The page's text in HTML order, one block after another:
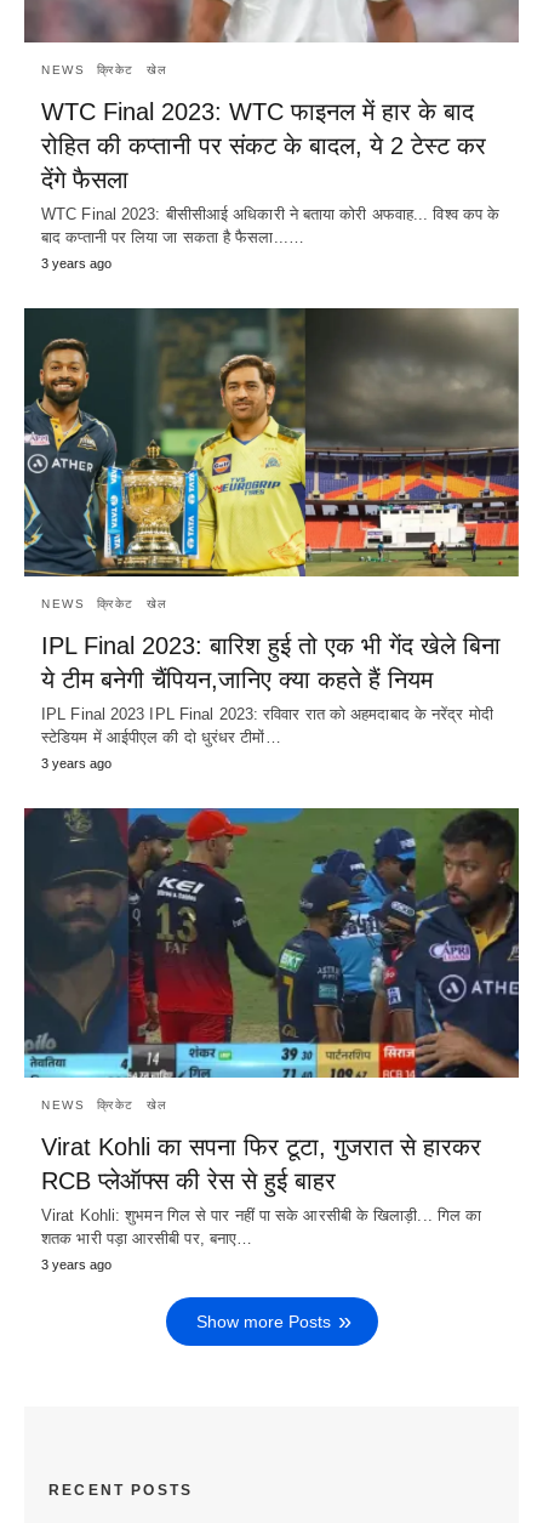
NEWS क्रिकेट खेल
WTC Final 2023: WTC फाइनल में हार के बाद
रोहित की कप्तानी पर संकट के बादल, ये 2 टेस्ट कर
देंगे फैसला
WTC Final 2023: बीसीसीआई अधिकारी ने बताया कोरी अफवाह... विश्व कप के
बाद कप्तानी पर लिया जा सकता है फैसला...…
3 years ago
NEWS क्रिकेट खेल
IPL Final 2023: बारिश हुई तो एक भी गेंद खेले बिना
ये टीम बनेगी चैंपियन,जानिए क्या कहते हैं नियम
IPL Final 2023 IPL Final 2023: रविवार रात को अहमदाबाद के नरेंद्र मोदी
स्टेडियम में आईपीएल की दो धुरंधर टीमों…
3 years ago
NEWS क्रिकेट खेल
Virat Kohli का सपना फिर टूटा, गुजरात से हारकर
RCB प्लेऑफ्स की रेस से हुई बाहर
Virat Kohli: शुभमन गिल से पार नहीं पा सके आरसीबी के खिलाड़ी... गिल का
शतक भारी पड़ा आरसीबी पर, बनाए…
3 years ago
Show more Posts
RECENT POSTS